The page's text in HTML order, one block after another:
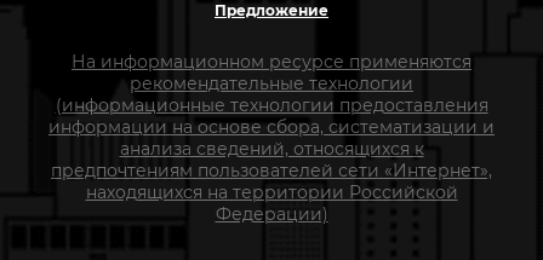
Предложение
На информационном ресурсе применяются
рекомендательные технологии
(информационные технологии предоставления
информации на основе сбора, систематизации и
анализа сведений, относящихся к
предпочтениям пользователей сети «Интернет»,
находящихся на территории Российской
Федерации)